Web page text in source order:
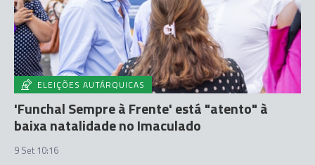
ELEIÇÕES AUTÁRQUICAS
'Funchal Sempre à Frente' está "atento" à
baixa natalidade no Imaculado
9 Set 10:16